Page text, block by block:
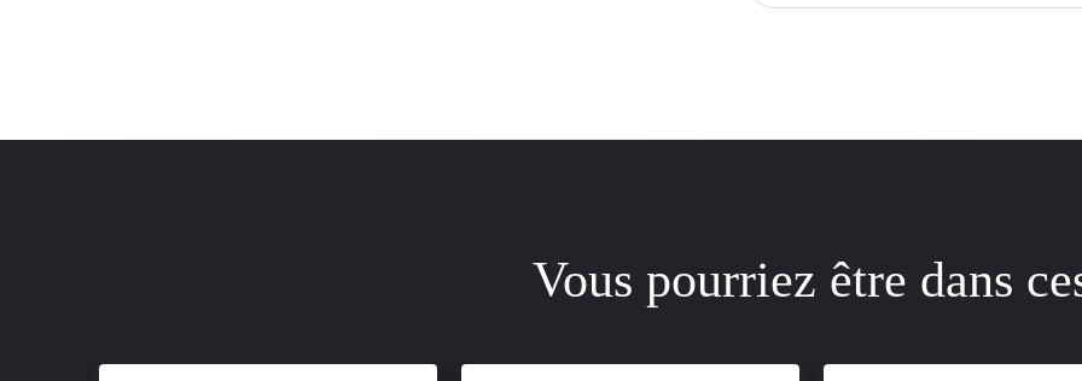
Vous pourriez être dans